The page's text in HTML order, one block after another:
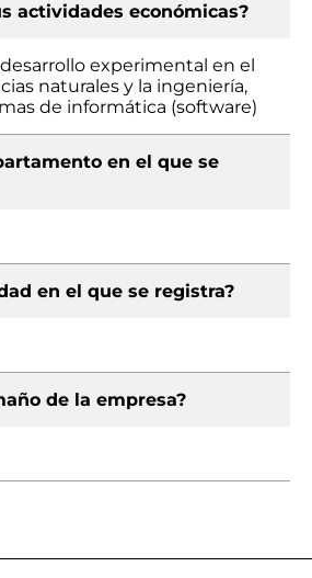
actividades económicas?
experimental en el
naturales y la ingeniería,
de informática (software)
en el que se
en el que se registra?
de la empresa?